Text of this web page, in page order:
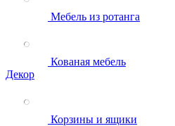
Мебель из ротанга
Кованая мебель
Декор
Корзины и ящики